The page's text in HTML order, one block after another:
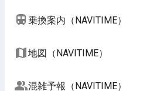
乗換案内（NAVITIME）
地図（NAVITIME）
混雑予報（NAVITIME）